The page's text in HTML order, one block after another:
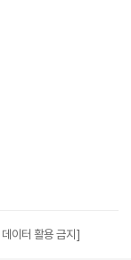
이터 활용 금지]